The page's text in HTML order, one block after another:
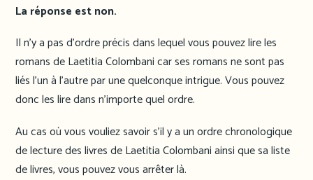
La réponse est non.
Il n’y a pas d’ordre précis dans lequel vous pouvez lire les
romans de Laetitia Colombani car ses romans ne sont pas
liés l’un à l’autre par une quelconque intrigue. Vous pouvez
donc les lire dans n’importe quel ordre.
Au cas où vous vouliez savoir s’il y a un ordre chronologique
de lecture des livres de Laetitia Colombani ainsi que sa liste
de livres, vous pouvez vous arrêter là.